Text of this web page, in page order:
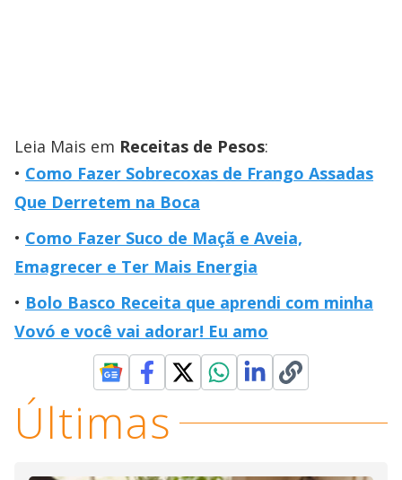
Leia Mais em Receitas de Pesos:
Como Fazer Sobrecoxas de Frango Assadas
Que Derretem na Boca
Como Fazer Suco de Maçã e Aveia,
Emagrecer e Ter Mais Energia
Bolo Basco Receita que aprendi com minha
Vovó e você vai adorar! Eu amo
Últimas